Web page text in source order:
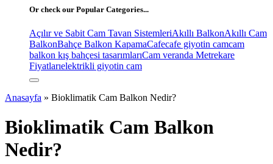
Or check our Popular Categories...
Açılır ve Sabit Cam Tavan SistemleriAkıllı BalkonAkıllı Cam
BalkonBahçe Balkon KapamaCafecafe giyotin camcam
balkon kış bahçesi tasarımlarıCam veranda Metrekare
Fiyatlarıelektrikli giyotin cam
Anasayfa » Bioklimatik Cam Balkon Nedir?
Bioklimatik Cam Balkon
Nedir?